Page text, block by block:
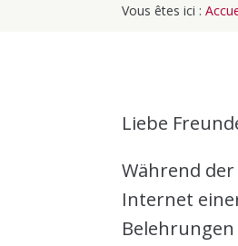
Vous êtes ici :
Liebe
Während
Internet